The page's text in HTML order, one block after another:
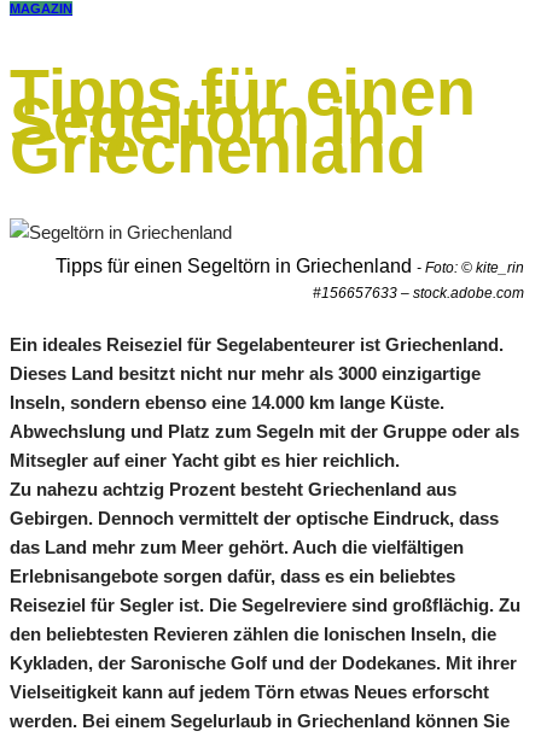
MAGAZIN
Tipps für einen
Segeltörn in
Griechenland
Tipps für einen Segeltörn in Griechenland - Foto: © kite_rin
#156657633 – stock.adobe.com
Ein ideales Reiseziel für Segelabenteurer ist Griechenland.
Dieses Land besitzt nicht nur mehr als 3000 einzigartige
Inseln, sondern ebenso eine 14.000 km lange Küste.
Abwechslung und Platz zum Segeln mit der Gruppe oder als
Mitsegler auf einer Yacht gibt es hier reichlich.
Zu nahezu achtzig Prozent besteht Griechenland aus
Gebirgen. Dennoch vermittelt der optische Eindruck, dass
das Land mehr zum Meer gehört. Auch die vielfältigen
Erlebnisangebote sorgen dafür, dass es ein beliebtes
Reiseziel für Segler ist. Die Segelreviere sind großflächig. Zu
den beliebtesten Revieren zählen die Ionischen Inseln, die
Kykladen, der Saronische Golf und der Dodekanes. Mit ihrer
Vielseitigkeit kann auf jedem Törn etwas Neues erforscht
werden. Bei einem Segelurlaub in Griechenland können Sie